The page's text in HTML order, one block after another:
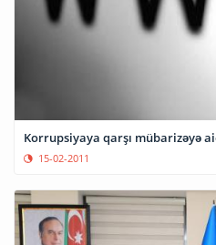
Korrupsiyaya qarşı mübarizəyə
15-02-2011